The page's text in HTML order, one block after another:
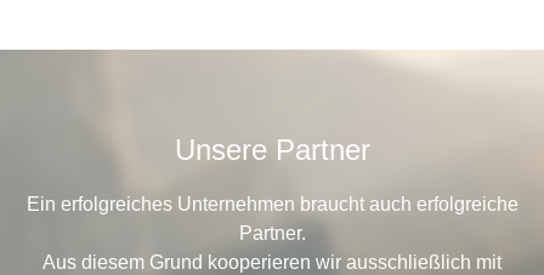
Unsere Partner
Ein erfolgreiches Unternehmen braucht auch erfolgreiche
Partner.
Aus diesem Grund kooperieren wir ausschließlich mit